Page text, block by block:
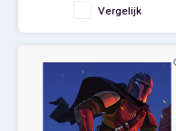
grote Minecraft handdoek is
ideaal voor thuisgebruik, voor bij
de zwemles en groot genoeg
gebruiken als je naar het
zwembad o
Vergelijk